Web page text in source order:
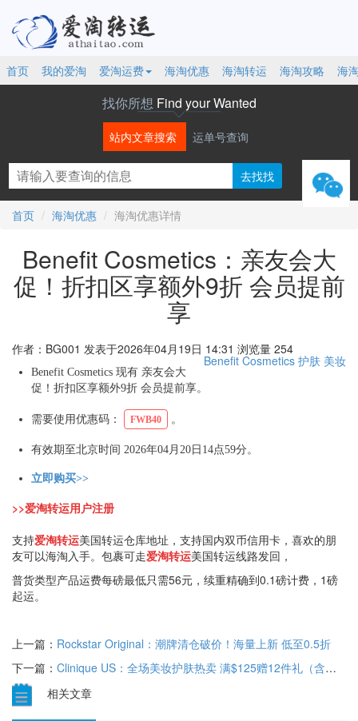
首页 我的爱淘 爱淘运费 海淘优惠 海淘转运 海淘攻略 海
找你所想 Find your Wanted
站内文章搜索 运单号查询
首页 海淘优惠 海淘优惠详情
Benefit Cosmetics：亲友会大
促！折扣区享额外9折 会员提前
享
作者：BG001 发表于2026年04月19日 14:31 浏览量 254
Benefit Cosmetics 护肤 美妆
Benefit Cosmetics 现有 亲友会大
促！折扣区享额外9折 会员提前享。
需要使用优惠码： FWB40 。
有效期至北京时间 2026年04月20日14点59分。
立即购买>>
>>爱淘转运用户注册
支持爱淘转运美国转运仓库地址，支持国内双币信用卡，喜欢的朋
友可以海淘入手。包裹可走爱淘转运美国转运线路发回，
普货类型产品运费每磅最低只需56元，续重精确到0.1磅计费，1磅
起运。
上一篇： Rockstar Original：潮牌清仓破价！海量上新 低至0.5折
下一篇： Clinique US：全场美妆护肤热卖 满$125赠12件礼（含正装眼霜）
相关文章